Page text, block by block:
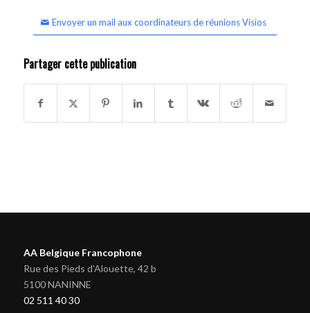
Envoyer un mail aux coordinateurs de réunions Visios
Partager cette publication
AA Belgique Francophone
Rue des Pieds d'Alouette, 42 b
5100 NANINNE
02 511 40 30